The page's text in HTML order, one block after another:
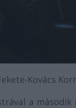
Kovács
a